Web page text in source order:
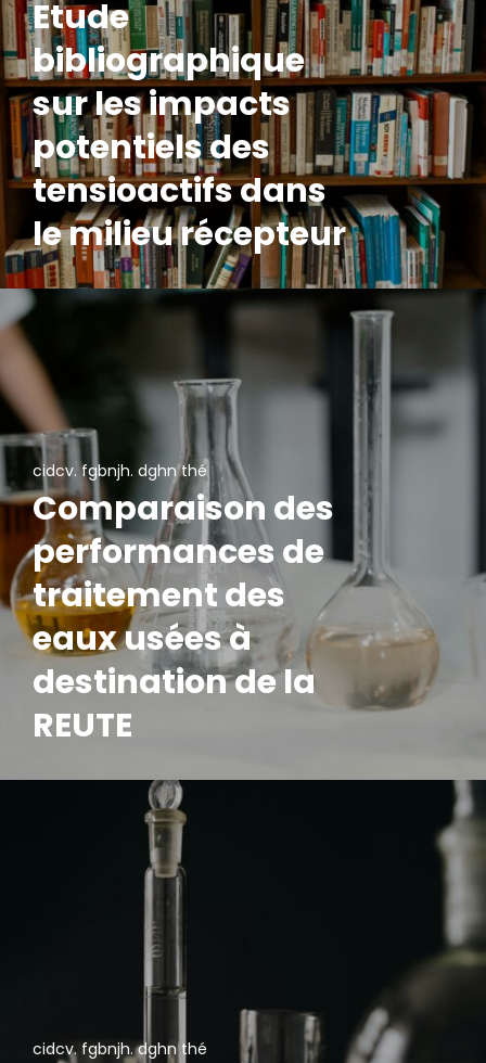
Etude
bibliographique
sur les impacts
potentiels des
tensioactifs dans
le milieu récepteur
cidcv. fgbnjh. dghn thé
Comparaison des
performances de
traitement des
eaux usées à
destination de la
REUTE
cidcv. fgbnjh. dghn thé